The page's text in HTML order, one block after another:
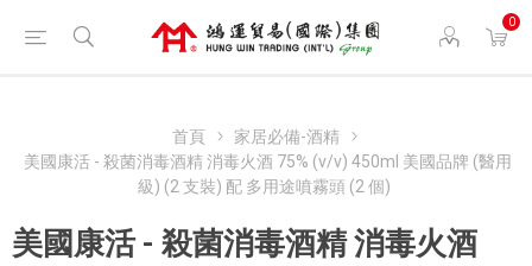
0
首頁
家居必備-酒精
美國康活 - 殺菌消毒酒精 消毒火酒 75% (v/v) 450ml 美國品牌 (醫用
級) (2 支裝) 配 多用途噴霧頭 (2 個)
美國康活 - 殺菌消毒酒精 消毒火酒